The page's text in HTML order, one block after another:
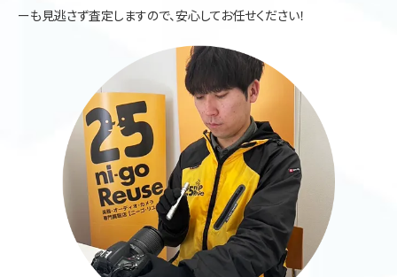
ーも見逃さず査定しますので、安心してお任せください！